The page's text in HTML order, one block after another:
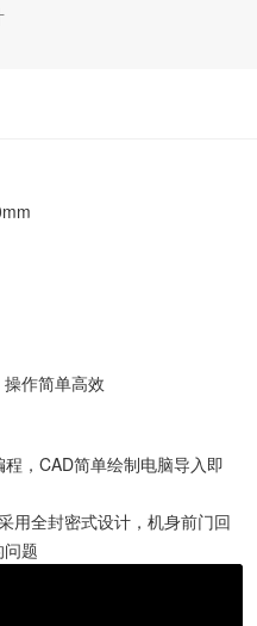
作简单高效
，CAD简单绘制电脑导入即
用全封密式设计，机身前门回
题